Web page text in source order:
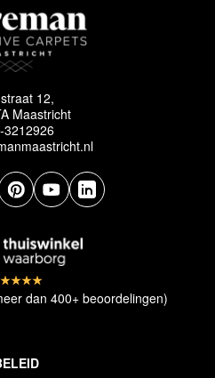
12,
Maastricht
3212926
dan 400+ beoordelingen)